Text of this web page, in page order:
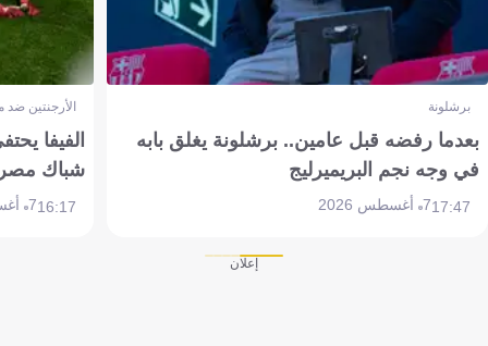
برشلونة
بعدما رفضه قبل عامين.. برشلونة يغلق بابه
في وجه نجم البريميرليج
17:477 أغسطس 2026
الأرجنتين
الفيفا
شباك
16:177 أغسطس 2026
إعلان